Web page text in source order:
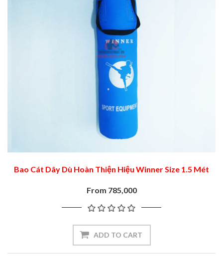
Bao Cát Dây Dù Hoàn Thiện Hiệu Winner Size 1.5 Mét
From 785,000